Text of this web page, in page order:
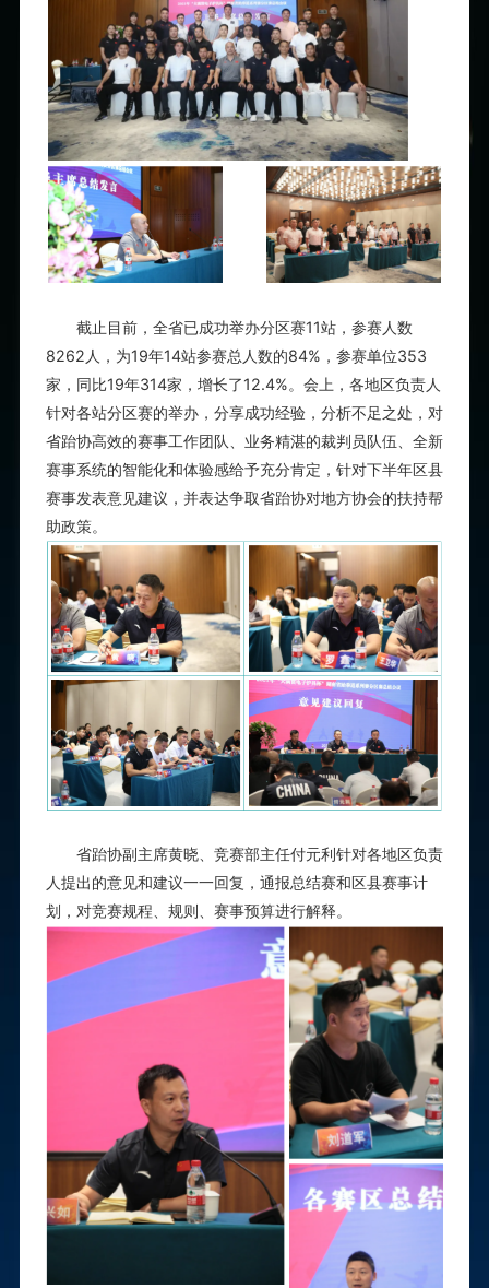
截止目前，全省已成功举办分区赛11站，参赛人数
8262人，为19年14站参赛总人数的84%，参赛单位353
家，同比19年314家，增长了12.4%。会上，各地区负责人
针对各站分区赛的举办，分享成功经验，分析不足之处，对
省跆协高效的赛事工作团队、业务精湛的裁判员队伍、全新
赛事系统的智能化和体验感给予充分肯定，针对下半年区县
赛事发表意见建议，并表达争取省跆协对地方协会的扶持帮
助政策。
省跆协副主席黄晓、竞赛部主任付元利针对各地区负责
人提出的意见和建议一一回复，通报总结赛和区县赛事计
划，对竞赛规程、规则、赛事预算进行解释。